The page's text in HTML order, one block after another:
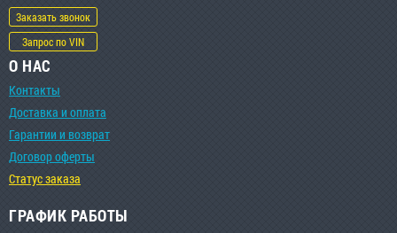
Заказать звонок
Запрос по VIN
О НАС
Контакты
Доставка и оплата
Гарантии и возврат
Договор оферты
Статус заказа
ГРАФИК РАБОТЫ